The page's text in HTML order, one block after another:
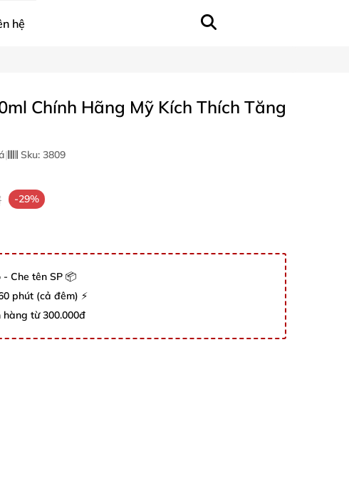
hệ
Chính Hãng Mỹ Kích Thích Tăng
| Sku: 3809
-29%
Che tên SP 📦
phút (cả đêm) ⚡
hàng từ 300.000đ